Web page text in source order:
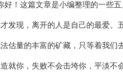
！这篇文章是小编整理的一些
发现，离开的人是自己的最爱。
估量的丰富的矿藏，只等着我们
就你，失败不会击垮你，平淡不